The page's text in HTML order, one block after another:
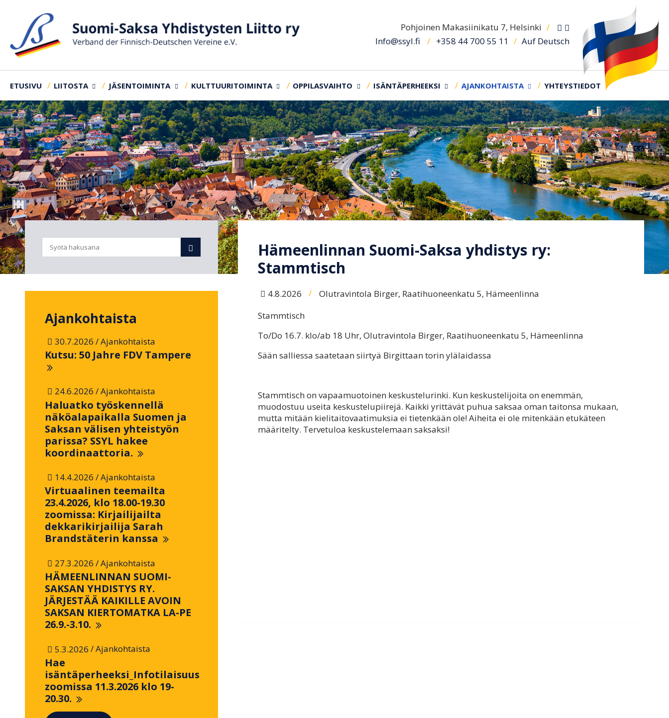
Pohjoinen Makasiinikatu 7, Helsinki /
Info@ssyl.fi
+358 44 700 55 11 / Auf Deutsch
ETUSIVU LIITOSTA JÄSENTOIMINTA KULTTUURITOIMINTA OPPILASVAIHTO ISÄNTÄPERHEEKSI AJANKOHTAISTA YHTEYSTIEDOT
Ajankohtaista
30.7.2026/Ajankohtaista
Kutsu: 50 Jahre FDV Tampere
24.6.2026/Ajankohtaista
Haluatko työskennellä
näköalapaikalla Suomen ja
Saksan välisen yhteistyön
parissa? SSYL hakee
koordinaattoria.
14.4.2026/Ajankohtaista
Virtuaalinen teemailta
23.4.2026, klo 18.00-19.30
zoomissa: Kirjailijailta
dekkarikirjailija Sarah
Brandstäterin kanssa
27.3.2026/Ajankohtaista
HÄMEENLINNAN SUOMI-
SAKSAN YHDISTYS RY.
JÄRJESTÄÄ KAIKILLE AVOIN
SAKSAN KIERTOMATKA LA-PE
26.9.-3.10.
5.3.2026/Ajankohtaista
Hae
isäntäperheeksi_Infotilaisuus
zoomissa 11.3.2026 klo 19-
20.30.
Hämeenlinnan Suomi-Saksa yhdistys ry:
Stammtisch
4.8.2026 /
Olutravintola Birger, Raatihuoneenkatu 5, Hämeenlinna
Stammtisch
To/Do 16.7. klo/ab 18 Uhr, Olutravintola Birger, Raatihuoneenkatu 5, Hämeenlinna
Sään salliessa saatetaan siirtyä Birgittaan torin ylälaidassa
Stammtisch on vapaamuotoinen keskustelurinki. Kun keskustelijoita on enemmän,
muodostuu useita keskustelupiirejä. Kaikki yrittävät puhua saksaa oman taitonsa mukaan,
mutta mitään kielitaitovaatimuksia ei tietenkään ole! Aiheita ei ole mitenkään etukäteen
määritelty. Tervetuloa keskustelemaan saksaksi!